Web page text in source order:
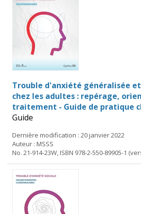
Trouble d'anxiété généralisée
chez les adultes : repérage,
traitement - Guide de pratique
Guide
Dernière modification : 20 janvier 2022
Auteur : MSSS
No. 21-914-23W, ISBN 978-2-550-89905-1